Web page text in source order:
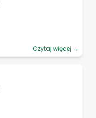
Czytaj więcej →